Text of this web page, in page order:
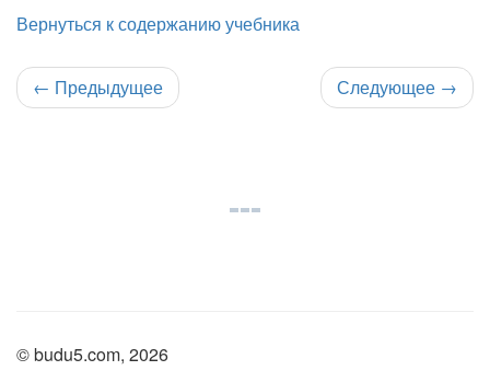
Вернуться к содержанию учебника
← Предыдущее Следующее →
© budu5.com, 2026